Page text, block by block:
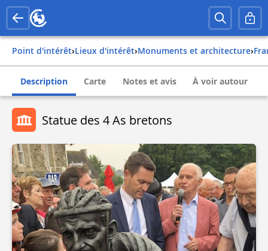
Point d'intérêt› Lieux d'intérêt› Monuments et architecture›
Description Carte Notes et avis À voir autour
Statue des 4 As bretons